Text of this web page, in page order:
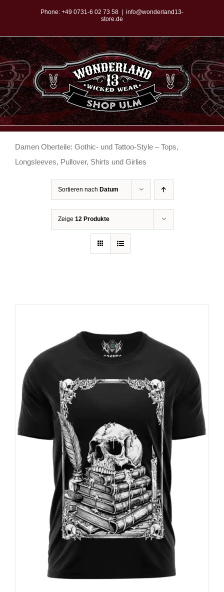
springen
Phone: +49 0731-6 02 73 58
info@wonderland13-
store.de
Damen Oberteile: Gothic- und Tattoo-Style – Tops,
Longsleeves, Pullover, Shirts und Girlies
Sortieren nach Datum
Zeige 12 Produkte